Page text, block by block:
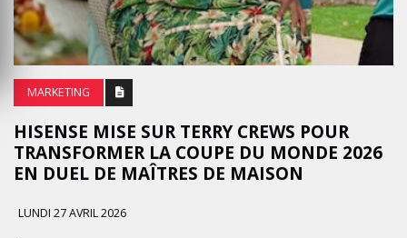
MARKETING
HISENSE MISE SUR TERRY CREWS POUR
TRANSFORMER LA COUPE DU MONDE 2026
EN DUEL DE MAÎTRES DE MAISON
LUNDI 27 AVRIL 2026